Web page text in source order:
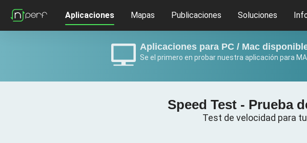
Aplicaciones Mapas Publicaciones Soluciones
Aplicaciones para PC / Mac
Se el primero en probar nuestra aplicación para
Speed Test - Prueba
Test de velocidad para